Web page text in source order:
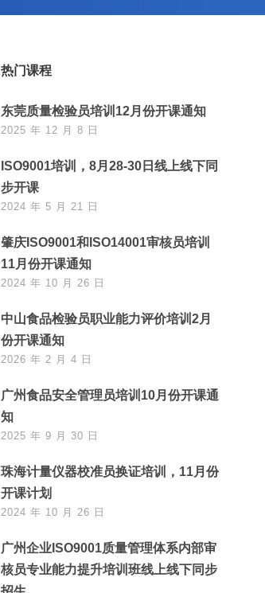
热门课程
东莞质量检验员培训12月份开课通知
2025 年 12 月 8 日
ISO9001培训，8月28-30日线上线下同
步开课
2024 年 5 月 21 日
肇庆ISO9001和ISO14001审核员培训
11月份开课通知
2024 年 10 月 26 日
中山食品检验员职业能力评价培训2月
份开课通知
2026 年 2 月 4 日
广州食品安全管理员培训10月份开课通
知
2025 年 9 月 30 日
珠海计量仪器校准员换证培训，11月份
开课计划
2024 年 10 月 26 日
广州企业ISO9001质量管理体系内部审
核员专业能力提升培训班线上线下同步